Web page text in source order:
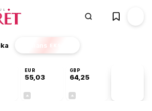
Finans EKSTRA
EUR
55,03
GBP
64,25